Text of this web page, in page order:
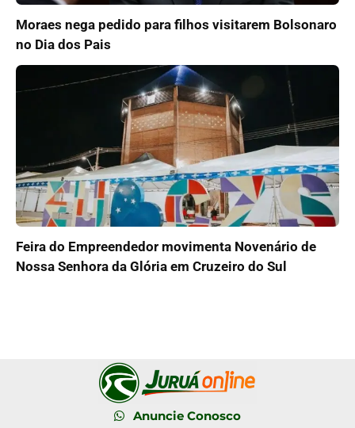
Moraes nega pedido para filhos visitarem Bolsonaro
no Dia dos Pais
Feira do Empreendedor movimenta Novenário de
Nossa Senhora da Glória em Cruzeiro do Sul
Anuncie Conosco